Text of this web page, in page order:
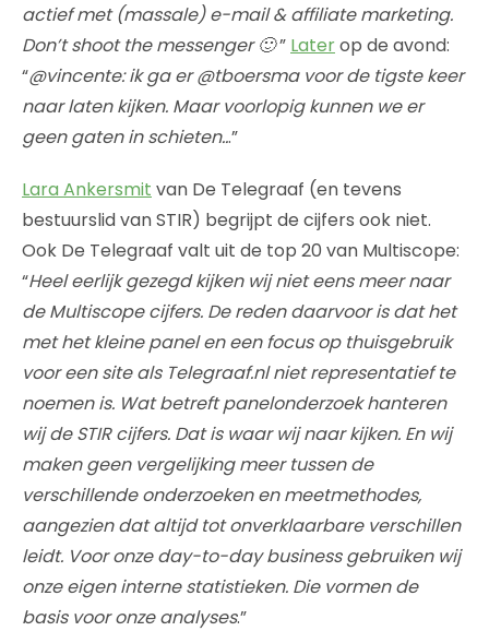
actief met (massale) e-mail & affiliate marketing.
Don’t shoot the messenger 🙂” Laterop de avond:
“@vincente: ik ga er @tboersma voor de tigste keer
naar laten kijken. Maar voorlopig kunnen we er
geen gaten in schieten...”
Lara Ankersmit van De Telegraaf (en tevens
bestuurslid van STIR) begrijpt de cijfers ook niet.
Ook De Telegraaf valt uit de top 20 van Multiscope:
“Heel eerlijk gezegd kijken wij niet eens meer naar
de Multiscope cijfers. De reden daarvoor is dat het
met het kleine panel en een focus op thuisgebruik
voor een site als Telegraaf.nl niet representatief te
noemen is. Wat betreft panelonderzoek hanteren
wij de STIR cijfers. Dat is waar wij naar kijken. En wij
maken geen vergelijking meer tussen de
verschillende onderzoeken en meetmethodes,
aangezien dat altijd tot onverklaarbare verschillen
leidt. Voor onze day-to-day business gebruiken wij
onze eigen interne statistieken. Die vormen de
basis voor onze analyses.”